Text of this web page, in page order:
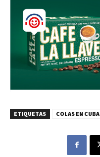
ETIQUETAS COLAS EN CUBA